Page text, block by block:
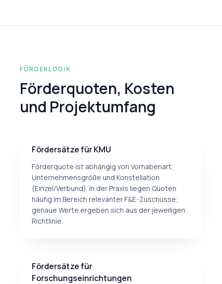
FÖRDERLOGIK
Förderquoten, Kosten
und Projektumfang
Fördersätze für KMU
Förderquote ist abhängig von Vorhabenart,
Unternehmensgröße und Konstellation
(Einzel/Verbund). In der Praxis liegen Quoten
häufig im Bereich relevanter F&E-Zuschüsse;
genaue Werte ergeben sich aus der jeweiligen
Richtlinie.
Fördersätze für
Forschungseinrichtungen